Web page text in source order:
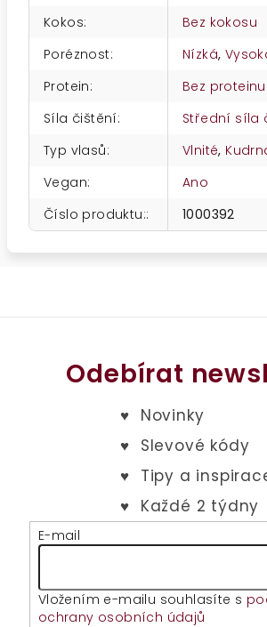
Kokos:
Bez kokosu
Poréznost: Nízká,
Protein:
Bez proteinu
Síla čištění:
Střední síla
Typ vlasů: Vlnité,
Vegan:
Ano
Číslo produktu:: 1000392
Odebírat
E-mail
Vložením e-mailu souhlasíte s
ochrany osobních údajů